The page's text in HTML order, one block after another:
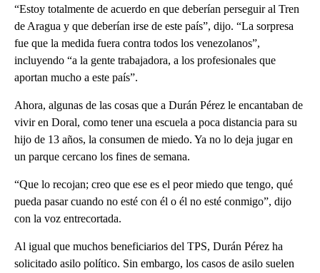
“Estoy totalmente de acuerdo en que deberían perseguir al Tren
de Aragua y que deberían irse de este país”, dijo. “La sorpresa
fue que la medida fuera contra todos los venezolanos”,
incluyendo “a la gente trabajadora, a los profesionales que
aportan mucho a este país”.
Ahora, algunas de las cosas que a Durán Pérez le encantaban de
vivir en Doral, como tener una escuela a poca distancia para su
hijo de 13 años, la consumen de miedo. Ya no lo deja jugar en
un parque cercano los fines de semana.
“Que lo recojan; creo que ese es el peor miedo que tengo, qué
pueda pasar cuando no esté con él o él no esté conmigo”, dijo
con la voz entrecortada.
Al igual que muchos beneficiarios del TPS, Durán Pérez ha
solicitado asilo político. Sin embargo, los casos de asilo suelen